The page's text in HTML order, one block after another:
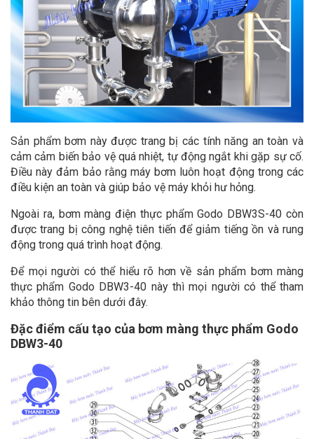
Sản phẩm bơm này được trang bị các tính năng an toàn và
cảm cảm biến bảo vệ quá nhiệt, tự động ngắt khi gặp sự cố.
Điều này đảm bảo rằng máy bơm luôn hoạt động trong các
điều kiện an toàn và giúp bảo vệ máy khỏi hư hỏng.
Ngoài ra, bơm màng điện thực phẩm Godo DBW3S-40 còn
được trang bị công nghệ tiên tiến để giảm tiếng ồn và rung
động trong quá trình hoạt động.
Để mọi người có thể hiểu rõ hơn về sản phẩm bơm màng
thực phẩm Godo DBW3-40 này thì mọi người có thể tham
khảo thông tin bên dưới đây.
Đặc điểm cấu tạo của bơm màng thực phẩm Godo
DBW3-40